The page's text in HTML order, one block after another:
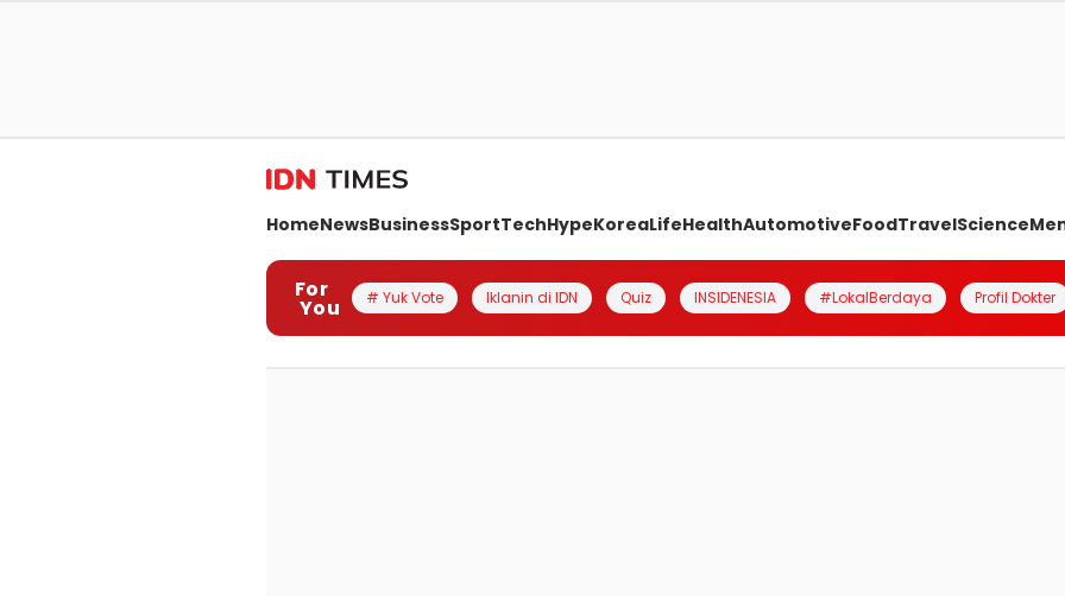
HomeNewsBusinessSportTechHypeKoreaLifeHealthAutomotiveFoodTravelScience
For
You # Yuk Vote Iklanin di IDN Quiz INSIDENESIA #LokalBerdaya Profil Dokter